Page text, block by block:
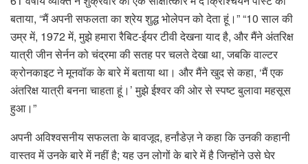
बताया, “मैं अपनी सफलता का श्रेय शुद्ध भोलेपन को देता हूं।” “10 साल की
उम्र में, 1972 में, मुझे हमारा रैबिट-ईयर टीवी देखना याद है, और मैंने अंतरिक्ष
यात्री जीन सेर्नन को चंद्रमा की सतह पर चलते देखा था, जबकि वाल्टर
क्रोनकाइट ने मूनवॉक के बारे में बताया था। और मैंने खुद से कहा, ‘मैं एक
अंतरिक्ष यात्री बनना चाहता हूं।’ मुझे ईश्वर की ओर से स्पष्ट बुलावा महसूस
हुआ।”
अपनी अविश्वसनीय सफलता के बावजूद, हर्नांडेज़ ने कहा कि उनकी कहानी
वास्तव में उनके बारे में नहीं है; यह उन लोगों के बारे में है जिन्होंने उसे घेर